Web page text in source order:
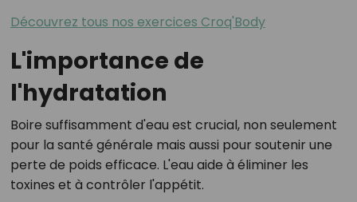
Découvrez tous nos exercices Croq'Body
L'importance de
l'hydratation
Boire suffisamment d'eau est crucial, non seulement
pour la santé générale mais aussi pour soutenir une
perte de poids efficace. L'eau aide à éliminer les
toxines et à contrôler l'appétit.